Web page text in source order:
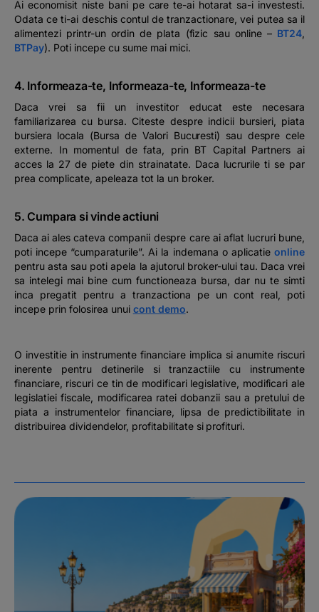
Ai economisit niste bani pe care te-ai hotarat sa-i investesti.
Odata ce ti-ai deschis contul de tranzactionare, vei putea sa il
alimentezi printr-un ordin de plata (fizic sau online – BT24
BTPay). Poti incepe cu sume mai mici.
4. Informeaza-te, Informeaza-te, Informeaza-te
Daca vrei sa fii un investitor educat este necesara
familiarizarea cu bursa. Citeste despre indicii bursieri, piata
bursiera locala (Bursa de Valori Bucuresti) sau despre cele
externe. In momentul de fata, prin BT Capital Partners ai
acces la 27 de piete din strainatate. Daca lucrurile ti se par
prea complicate, apeleaza tot la un broker.
5. Cumpara si vinde actiuni
Daca ai ales cateva companii despre care ai aflat lucruri bune,
poti incepe “cumparaturile”. Ai la indemana o aplicatieonline
pentru asta sau poti apela la ajutorul broker-ului tau. Daca vrei
sa intelegi mai bine cum functioneaza bursa, dar nu te simti
inca pregatit pentru a tranzactiona pe un cont real, poti
incepe prin folosirea unui cont demo.
O investitie in instrumente financiare implica si anumite riscuri
inerente pentru detinerile si tranzactiile cu instrumente
financiare, riscuri ce tin de modificari legislative, modificari ale
legislatiei fiscale, modificarea ratei dobanzii sau a pretului de
piata a instrumentelor financiare, lipsa de predictibilitate in
distribuirea dividendelor, profitabilitate si profituri.